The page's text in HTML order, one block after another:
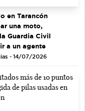
en Tarancón
una moto,
Guardia Civil
a un agente
- 14/07/2026